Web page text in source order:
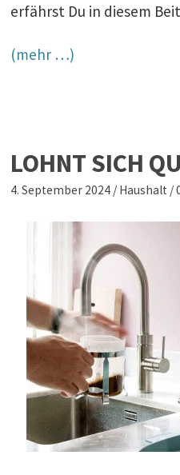
erfährst Du in diesem
(mehr …)
LOHNT SICH
4. September 2024 / Haushalt /